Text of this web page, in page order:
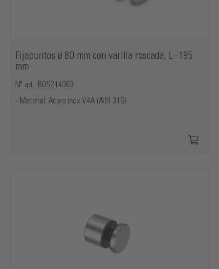
Fijapuntos ø 80 mm con varilla roscada, L=195
mm
Nº art.: BO5214063
Material: Acero inox V4A (AISI 316)